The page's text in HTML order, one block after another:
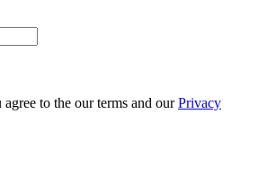
to the our terms and ourPrivacy